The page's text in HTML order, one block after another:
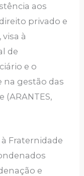
aos
privado e
à
de
e o
na gestão das
(ARANTES,
Fraternidade
e